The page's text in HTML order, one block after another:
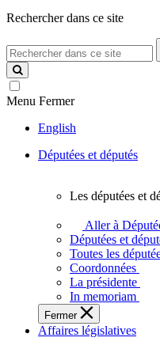
Rechercher dans ce site
Rechercher
dans
ce
site
Menu Fermer
English
Députées et députés
députées
députés
vous
représentent
sein
de
l'Assemblée
Les députées et
Aller à
Députées et
Toutes les
Coordonnées
La présidente
In memoriam
Fermer
Affaires législatives